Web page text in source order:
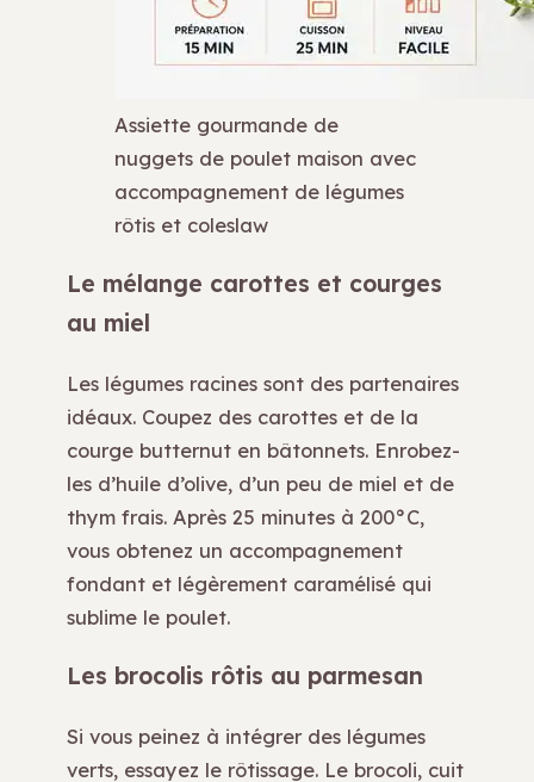
Assiette gourmande de
nuggets de poulet maison avec
accompagnement de légumes
rôtis et coleslaw
Le mélange carottes et courges
au miel
Les légumes racines sont des partenaires
idéaux. Coupez des carottes et de la
courge butternut en bâtonnets. Enrobez-
les d’huile d’olive, d’un peu de miel et de
thym frais. Après 25 minutes à 200°C,
vous obtenez un accompagnement
fondant et légèrement caramélisé qui
sublime le poulet.
Les brocolis rôtis au parmesan
Si vous peinez à intégrer des légumes
verts, essayez le rôtissage. Le brocoli, cuit